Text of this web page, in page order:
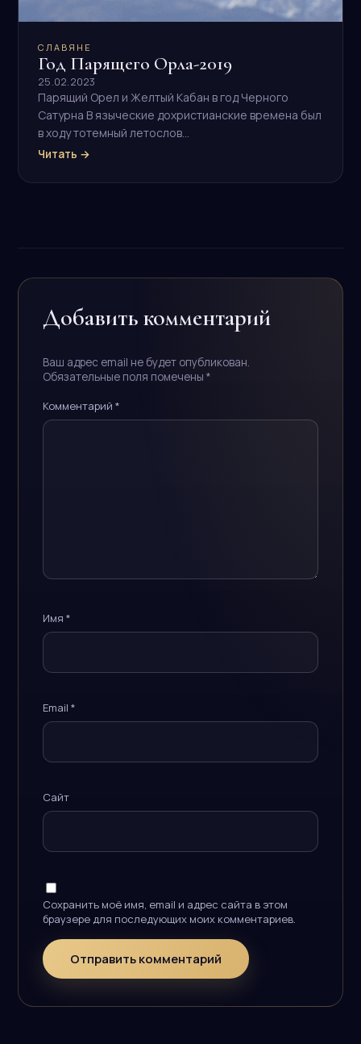
CЛАВЯНЕ
Год Парящего Орла-2019
25.02.2023
Парящий Орел и Желтый Кабан в год Черного
Сатурна В языческие дохристианские времена был
в ходу тотемный летослов…
Читать →
Добавить комментарий
Ваш адрес email не будет опубликован.
Обязательные поля помечены *
Комментарий *
Имя *
Email *
Сайт
Сохранить моё имя, email и адрес сайта в этом
браузере для последующих моих комментариев.